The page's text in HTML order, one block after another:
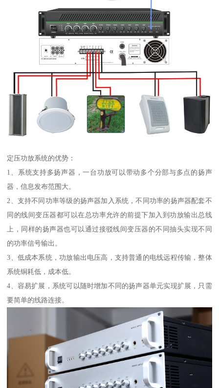
定压功放系统的优势：
1、系统支持多扬声器，一台功放可以带动多个分部与多点的扬声
器，信息发布范围大。
2、支持不同功率等级的扬声器加入系统，不同功率的扬声器配套不
同的线间变压器都可以在总功率允许的前提下加入到功放输出总线
上，同样的扬声器也可以通过接驳线间变压器的不同抽头实现不同
的功率信号输出。
3、低成本系统，功放输出电压高，支持普通的电线远程传输，整体
系统铜耗低，成本低。
4、容易扩展，系统可以随时增加不同的扬声器单元实现扩展，只需
要简单的线路连接。